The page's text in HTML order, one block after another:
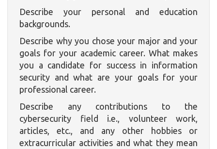
Describe your personal and education
backgrounds.
Describe why you chose your major and your
goals for your academic career. What makes
you a candidate for success in information
security and what are your goals for your
professional career.
Describe any contributions to the
cybersecurity field i.e., volunteer work,
articles, etc., and any other hobbies or
extracurricular activities and what they mean